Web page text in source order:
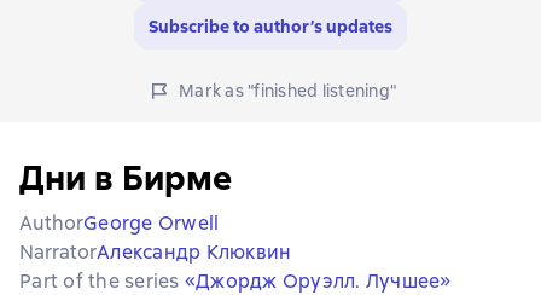
Subscribe to author’s updates
Mark as "finished listening"
Дни в Бирме
AuthorGeorge Orwell
NarratorАлександр Клюквин
Part of the series «Джордж Оруэлл. Лучшее»